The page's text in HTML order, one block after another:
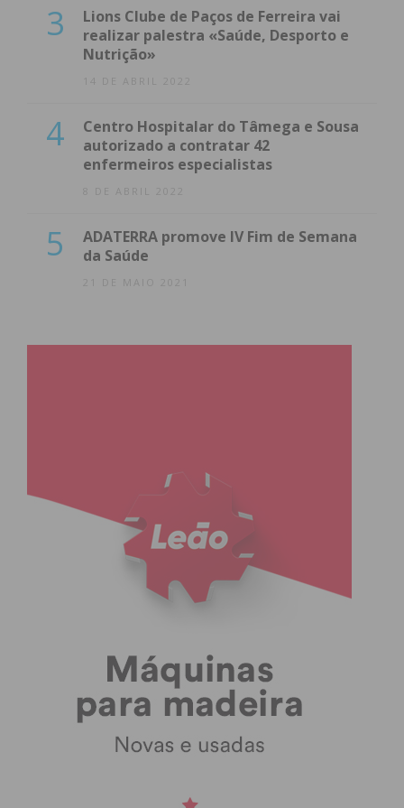
3
Lions Clube de Paços de Ferreira vai
realizar palestra «Saúde, Desporto e
Nutrição»
14 DE ABRIL 2022
4
Centro Hospitalar do Tâmega e Sousa
autorizado a contratar 42
enfermeiros especialistas
8 DE ABRIL 2022
5
ADATERRA promove IV Fim de Semana
da Saúde
21 DE MAIO 2021